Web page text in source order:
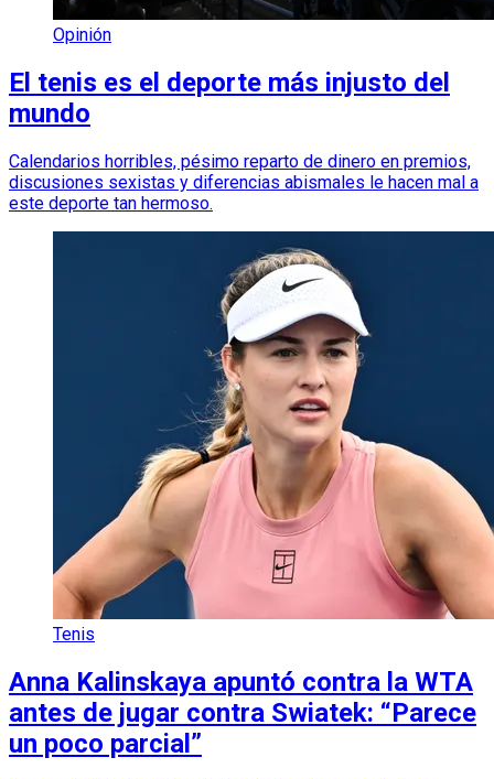
Opinión
El tenis es el deporte más injusto del
mundo
Calendarios horribles, pésimo reparto de dinero en premios,
discusiones sexistas y diferencias abismales le hacen mal a
este deporte tan hermoso.
Tenis
Anna Kalinskaya apuntó contra la WTA
antes de jugar contra Swiatek: “Parece
un poco parcial”